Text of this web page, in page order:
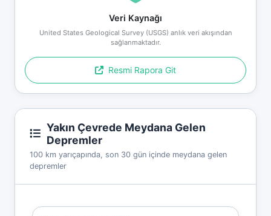
Veri Kaynağı
United States Geological Survey (USGS) anlık veri akışından
sağlanmaktadır.
Resmi Rapora Git
Yakın Çevrede Meydana Gelen
Depremler
100 km yarıçapında, son 30 gün içinde meydana gelen
depremler